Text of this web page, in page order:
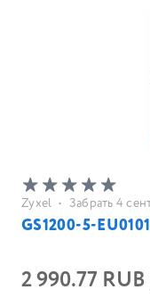
Zyxel • Забрать 4
GS1200-5-
2 990.77 RUB